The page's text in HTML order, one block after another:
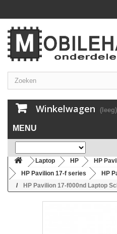
Winkelwagen (leeg)
MENU
Laptop HP HP
HP Pavilion 17-f series
HP
HP Pavilion 17-f000nd Laptop